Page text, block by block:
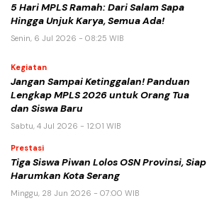
5 Hari MPLS Ramah: Dari Salam Sapa
Hingga Unjuk Karya, Semua Ada!
Senin, 6 Jul 2026 - 08:25 WIB
Kegiatan
Jangan Sampai Ketinggalan! Panduan
Lengkap MPLS 2026 untuk Orang Tua
dan Siswa Baru
Sabtu, 4 Jul 2026 - 12:01 WIB
Prestasi
Tiga Siswa Piwan Lolos OSN Provinsi, Siap
Harumkan Kota Serang
Minggu, 28 Jun 2026 - 07:00 WIB